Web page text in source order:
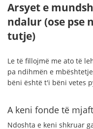
Arsyet e
ndalur (ose pse
tutje)
Le të fillojmë me ato të
pa ndihmën e
bëni është t'i bëni vetes
A keni fonde të
Ndoshta e keni shkruar